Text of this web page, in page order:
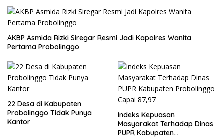
AKBP Asmida Rizki Siregar Resmi Jadi Kapolres Wanita
Pertama Probolinggo
22 Desa di Kabupaten
Probolinggo Tidak Punya
Kantor
Indeks Kepuasan
Masyarakat Terhadap Dinas
PUPR Kabupaten